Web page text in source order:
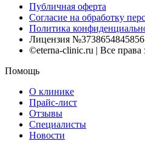
Публичная оферта
Согласие на обработку
Политика
Лицензия №3738654845856
©eterna-clinic.ru | Все
Помощь
О клинике
Прайс-лист
Отзывы
Специалисты
Новости